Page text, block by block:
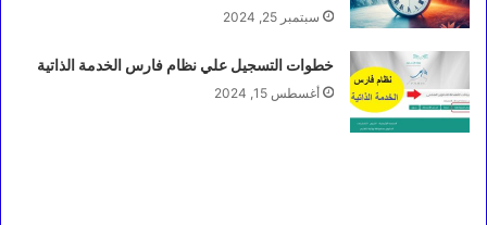
سبتمبر 25, 2024
خطوات التسجيل علي نظام فارس الخدمة الذاتية
أغسطس 15, 2024